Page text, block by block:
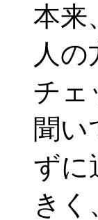
本来
人
チェ
聞い
ずに
き